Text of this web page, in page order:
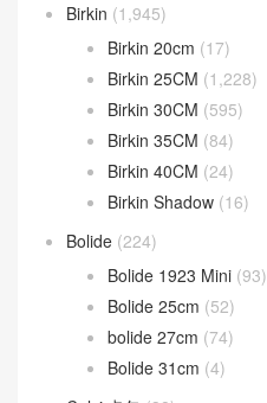
Birkin (1,945)
Birkin 20cm (17)
Birkin 25CM (1,228)
Birkin 30CM (595)
Birkin 35CM (84)
Birkin 40CM (24)
Birkin Shadow (16)
Bolide (224)
Bolide 1923 Mini (93)
Bolide 25cm (52)
bolide 27cm (74)
Bolide 31cm (4)